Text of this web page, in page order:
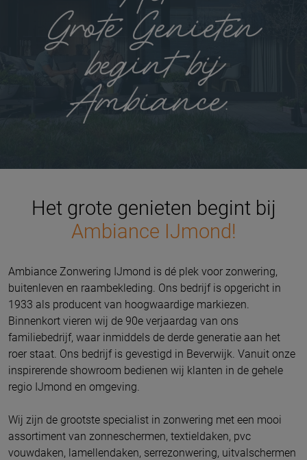
Het grote genieten begint bij
Ambiance IJmond!
Ambiance Zonwering IJmond is dé plek voor zonwering,
buitenleven en raambekleding. Ons bedrijf is opgericht in
1933 als producent van hoogwaardige markiezen.
Binnenkort vieren wij de 90e verjaardag van ons
familiebedrijf, waar inmiddels de derde generatie aan het
roer staat. Ons bedrijf is gevestigd in Beverwijk. Vanuit onze
inspirerende showroom bedienen wij klanten in de gehele
regio IJmond en omgeving.
Wij zijn de grootste specialist in zonwering met een mooi
assortiment van zonneschermen, textieldaken, pvc
vouwdaken, lamellendaken, serrezonwering, uitvalschermen